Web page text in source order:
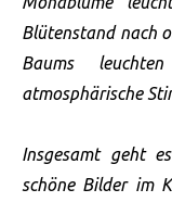
Blütenstand nach
Baums
atmosphärische
Insgesamt geht
schöne Bilder im